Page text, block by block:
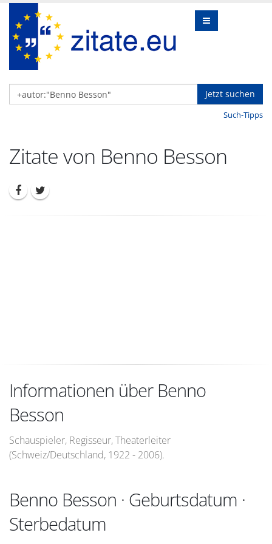
Jetzt suchen
Such-Tipps
Zitate von Benno Besson
Informationen über Benno
Besson
Schauspieler, Regisseur, Theaterleiter
(Schweiz/Deutschland, 1922 - 2006).
Benno Besson · Geburtsdatum ·
Sterbedatum